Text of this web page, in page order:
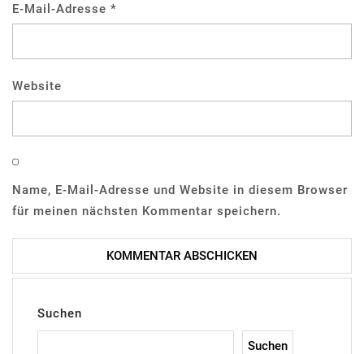
E-Mail-Adresse *
Website
Name, E-Mail-Adresse und Website in diesem Browser
für meinen nächsten Kommentar speichern.
Suchen
Suchen